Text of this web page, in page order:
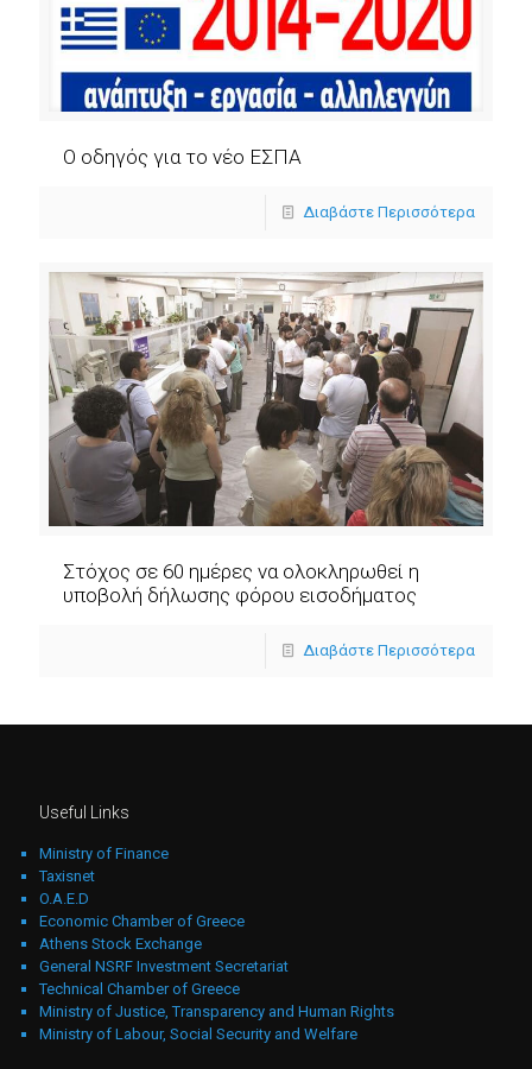
Ο οδηγός για τo νέο ΕΣΠΑ
Διαβάστε Περισσότερα
Στόχος σε 60 ημέρες να ολοκληρωθεί η
υποβολή δήλωσης φόρου εισοδήματος
Διαβάστε Περισσότερα
Useful Links
Ministry of Finance
Taxisnet
O.A.E.D
Economic Chamber of Greece
Athens Stock Exchange
General NSRF Investment Secretariat
Technical Chamber of Greece
Ministry of Justice, Transparency and Human Rights
Ministry of Labour, Social Security and Welfare